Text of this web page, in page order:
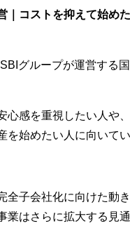
｜コストを抑えて始め
グループが運営する
心感を重視したい人や
を始めたい人に向いてい
全子会社化に向けた動
業はさらに拡大する見通